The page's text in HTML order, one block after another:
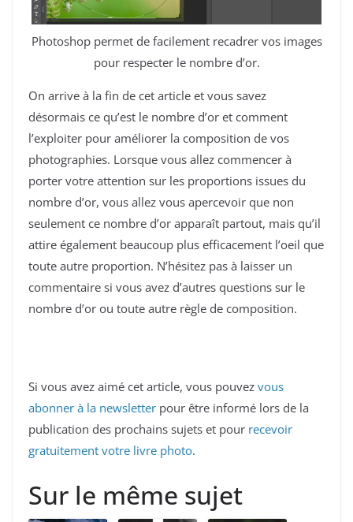
Photoshop permet de facilement recadrer vos images
pour respecter le nombre d’or.
On arrive à la fin de cet article et vous savez
désormais ce qu’est le nombre d’or et comment
l’exploiter pour améliorer la composition de vos
photographies. Lorsque vous allez commencer à
porter votre attention sur les proportions issues du
nombre d’or, vous allez vous apercevoir que non
seulement ce nombre d’or apparaît partout, mais qu’il
attire également beaucoup plus efficacement l’oeil que
toute autre proportion. N’hésitez pas à laisser un
commentaire si vous avez d’autres questions sur le
nombre d’or ou toute autre règle de composition.
Si vous avez aimé cet article, vous pouvez vous
abonner à la newsletter pour être informé lors de la
publication des prochains sujets et pour recevoir
gratuitement votre livre photo.
Sur le même sujet